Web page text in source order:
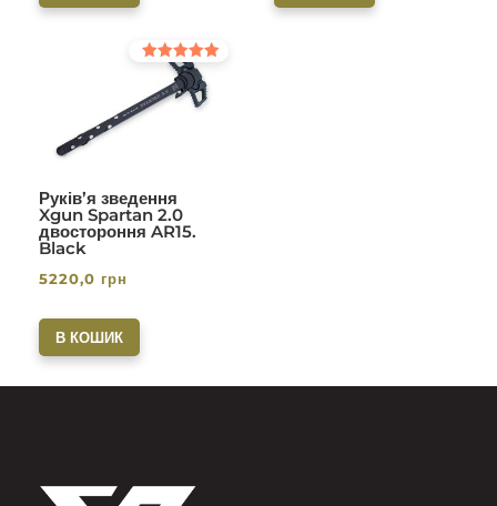
Руків’я зведення
Xgun Spartan 2.0
двостороння AR15.
Black
Оцінено в
з 5
5220,0 грн
В КОШИК